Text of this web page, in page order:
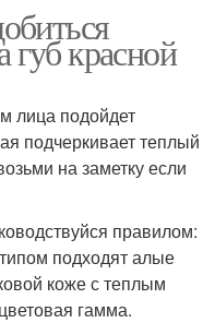
губ красной
лица подойдет
подчеркивает теплый
на заметку если
правилом:
подходят алые
коже с теплым
гамма.